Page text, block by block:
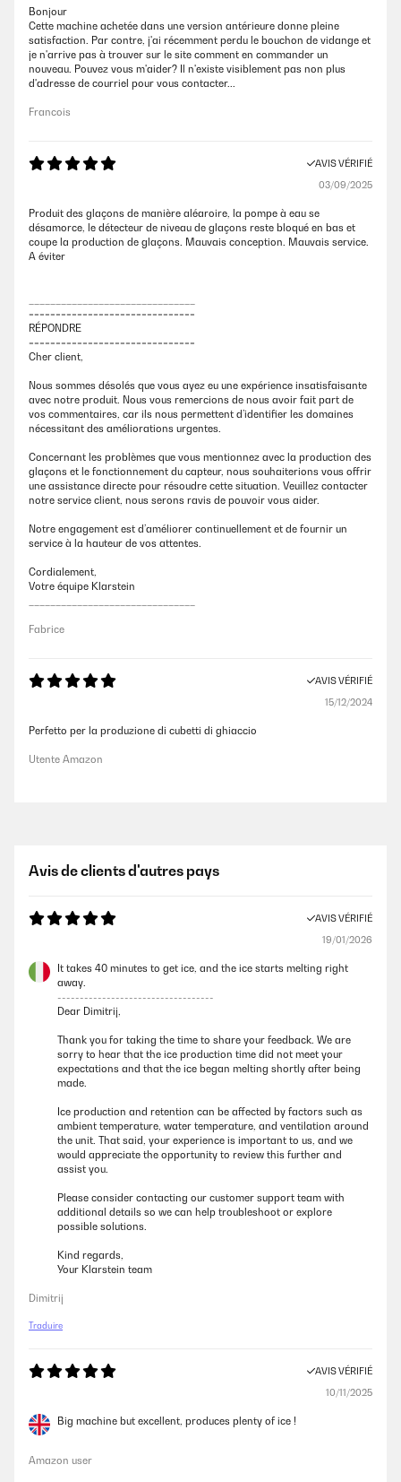
Bonjour
Cette machine achetée dans une version antérieure donne pleine
satisfaction. Par contre, j'ai récemment perdu le bouchon de vidange et
je n'arrive pas à trouver sur le site comment en commander un
nouveau. Pouvez vous m'aider? Il n'existe visiblement pas non plus
d'adresse de courriel pour vous contacter...
Francois
AVIS VÉRIFIÉ
03/09/2025
Produit des glaçons de manière aléaroire, la pompe à eau se
désamorce, le détecteur de niveau de glaçons reste bloqué en bas et
coupe la production de glaçons. Mauvais conception. Mauvais service.
A éviter
===============================
RÉPONDRE
===============================
Cher client,
Nous sommes désolés que vous ayez eu une expérience insatisfaisante
avec notre produit. Nous vous remercions de nous avoir fait part de
vos commentaires, car ils nous permettent d’identifier les domaines
nécessitant des améliorations urgentes.
Concernant les problèmes que vous mentionnez avec la production des
glaçons et le fonctionnement du capteur, nous souhaiterions vous offrir
une assistance directe pour résoudre cette situation. Veuillez contacter
notre service client, nous serons ravis de pouvoir vous aider.
Notre engagement est d’améliorer continuellement et de fournir un
service à la hauteur de vos attentes.
Cordialement,
Votre équipe Klarstein
Fabrice
AVIS VÉRIFIÉ
15/12/2024
Perfetto per la produzione di cubetti di ghiaccio
Utente Amazon
Avis de clients d'autres pays
AVIS VÉRIFIÉ
19/01/2026
It takes 40 minutes to get ice, and the ice starts melting right
away.
-----------------------------------
Dear Dimitrij,
Thank you for taking the time to share your feedback. We are
sorry to hear that the ice production time did not meet your
expectations and that the ice began melting shortly after being
made.
Ice production and retention can be affected by factors such as
ambient temperature, water temperature, and ventilation around
the unit. That said, your experience is important to us, and we
would appreciate the opportunity to review this further and
assist you.
Please consider contacting our customer support team with
additional details so we can help troubleshoot or explore
possible solutions.
Kind regards,
Your Klarstein team
Dimitrij
Traduire
AVIS VÉRIFIÉ
10/11/2025
Big machine but excellent, produces plenty of ice !
Amazon user